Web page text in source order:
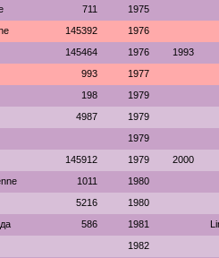
711 1975
145392 1976
145464 1976 1993
993 1977
198 1979
4987 1979
1979
145912 1979 2000
1011 1980
5216 1980
586 1981
1982